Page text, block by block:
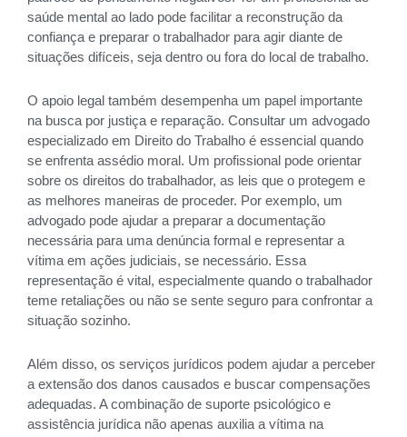
saúde mental ao lado pode facilitar a reconstrução da
confiança e preparar o trabalhador para agir diante de
situações difíceis, seja dentro ou fora do local de trabalho.
O apoio legal também desempenha um papel importante
na busca por justiça e reparação. Consultar um advogado
especializado em Direito do Trabalho é essencial quando
se enfrenta assédio moral. Um profissional pode orientar
sobre os direitos do trabalhador, as leis que o protegem e
as melhores maneiras de proceder. Por exemplo, um
advogado pode ajudar a preparar a documentação
necessária para uma denúncia formal e representar a
vítima em ações judiciais, se necessário. Essa
representação é vital, especialmente quando o trabalhador
teme retaliações ou não se sente seguro para confrontar a
situação sozinho.
Além disso, os serviços jurídicos podem ajudar a perceber
a extensão dos danos causados e buscar compensações
adequadas. A combinação de suporte psicológico e
assistência jurídica não apenas auxilia a vítima na